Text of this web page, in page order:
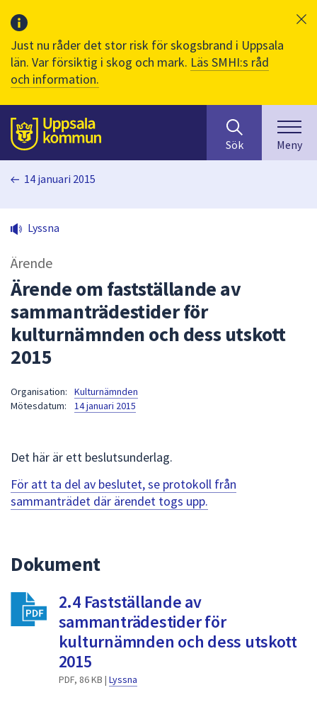
Just nu råder det stor risk för skogsbrand i Uppsala
län. Var försiktig i skog och mark. Läs SMHI:s råd
och information.
Till sidans
huvudinnehåll
efter
innehåll
på
sökfältet
kommer
sökförslag
att
mellan
sökförslagen
av
dem.
Sök Meny
14 januari 2015
Lyssna
Ärende
Ärende om fastställande av
sammanträdestider för
kulturnämnden och dess utskott
2015
Organisation:
Kulturnämnden
Mötesdatum:
14 januari 2015
Det här är ett beslutsunderlag.
För att ta del av beslutet, se protokoll från
sammanträdet där ärendet togs upp.
Dokument
2.4 Fastställande av
sammanträdestider för
kulturnämnden och dess utskott
2015
PDF, 86 KB | Lyssna